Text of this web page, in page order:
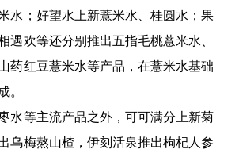
水；好望水上新薏米水、桂圆水；果
遇欢等还分别推出五指毛桃薏米水、
药红豆薏米水等产品，在薏米水基础
水等主流产品之外，可可满分上新菊
乌梅熬山楂，伊刻活泉推出枸杞人参